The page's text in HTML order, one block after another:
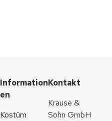
Information
en
Kostüm
Kontakt
Krause &
Sohn GmbH